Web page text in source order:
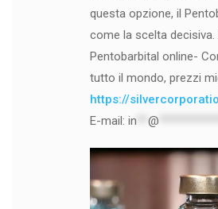
questa opzione, il
come la scelta
Pentobarbital online-
tutto il mondo, prezzi
https://
E-mail: in @